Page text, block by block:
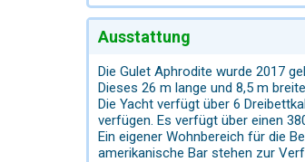
Ausstattung
Die Gulet Aphrodite wurde 2017
Dieses 26 m lange und 8,5 m
Die Yacht verfügt über 6
verfügen. Es verfügt über einen
Ein eigener Wohnbereich für die
amerikanische Bar stehen zur